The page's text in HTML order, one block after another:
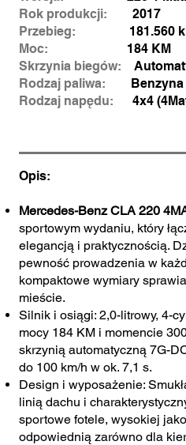
Rok produkcji:
2017
Przebieg: 181.560
Moc: 184 KM
Skrzynia biegów:
Rodzaj paliwa: Benzyna
Rodzaj napędu: 4x4
Opis:
Mercedes-Benz CLA 220
sportowym wydaniu, który
elegancją i praktycznością.
pewność prowadzenia w
kompaktowe wymiary
mieście.
Silnik i osiągi: 2,0-litrowy, 4-
mocy 184 KM i momencie
skrzynią automatyczną 7G-
do 100 km/h w ok. 7,1 s.
Design i wyposażenie:
linią dachu i
sportowe fotele, wysokiej
odpowiednią zarówno dla